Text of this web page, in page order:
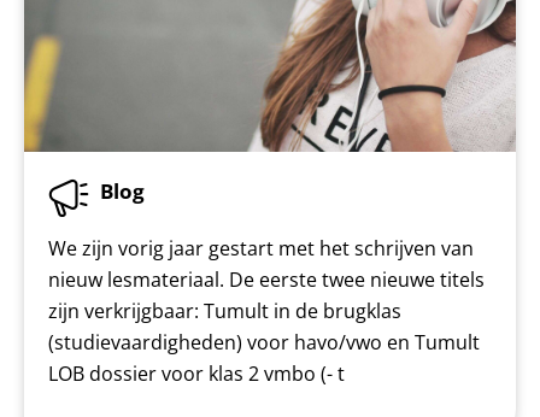
Blog
We zijn vorig jaar gestart met het schrijven van
nieuw lesmateriaal. De eerste twee nieuwe titels
zijn verkrijgbaar: Tumult in de brugklas
(studievaardigheden) voor havo/vwo en Tumult
LOB dossier voor klas 2 vmbo (- t